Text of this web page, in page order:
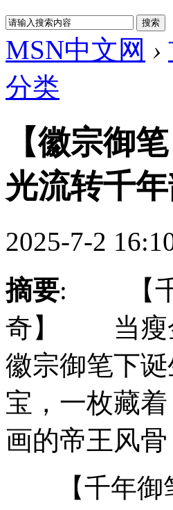
MSN中文网 ›
分类
【徽宗御
光流转千
2025-7-2
摘要: 【千
奇】 当瘦金
徽宗御笔下
宝，一枚藏
画的帝王风骨
【千年御笔